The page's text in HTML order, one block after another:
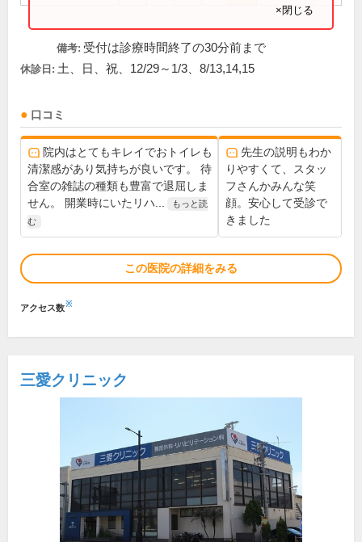
×閉じる
備考: 受付は診療時間終了の30分前まで
休診日: 土、日、祝、12/29～1/3、8/13,14,15
口コミ
院内はとてもキレイでおトイレも
清潔感があり気持ちが良いです。 待
合室の雑誌の種類も豊富で退屈しま
せん。 開業時にいたリハ...
もっと読
む
先生の説明もわか
りやすくて、スタッ
フさんかみんな笑
顔。安心して受診で
きました
この医院の詳細をみる
アクセス数※
三愛クリニック